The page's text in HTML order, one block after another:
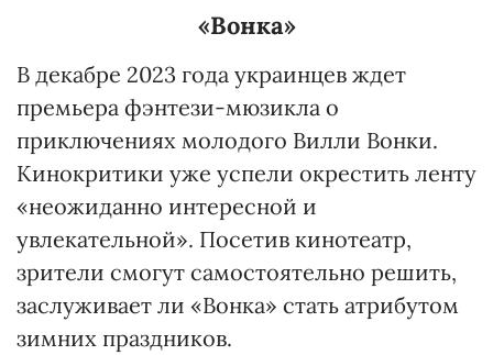
«Вонка»
В декабре 2023 года украинцев ждет
премьера фэнтези-мюзикла о
приключениях молодого Вилли Вонки.
Кинокритики уже успели окрестить ленту
«неожиданно интересной и
увлекательной». Посетив кинотеатр,
зрители смогут самостоятельно решить,
заслуживает ли «Вонка» стать атрибутом
зимних праздников.